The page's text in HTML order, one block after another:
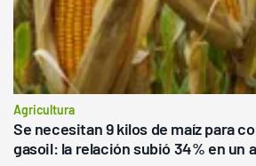
Agricultura
Se necesitan 9 kilos de maíz para
gasoil: la relación subió 34% en un